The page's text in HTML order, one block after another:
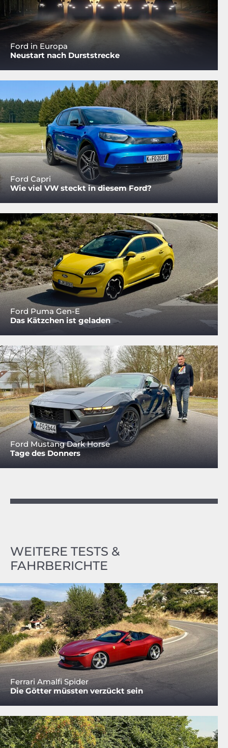
Ford in Europa
Neustart nach Durststrecke
Ford Capri
Wie viel VW steckt in diesem Ford?
Ford Puma Gen-E
Das Kätzchen ist geladen
Ford Mustang Dark Horse
Tage des Donners
WEITERE TESTS &
FAHRBERICHTE
Ferrari Amalfi Spider
Die Götter müssten verzückt sein